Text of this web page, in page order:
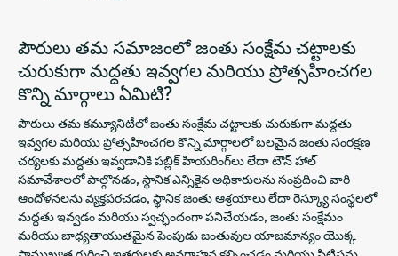
పౌరులు తమ సమాజంలో జంతు సంక్షేమ చట్టాలకు
చురుకుగా మద్దతు ఇవ్వగల మరియు ప్రోత్సహించగల
కొన్ని మార్గాలు ఏమిటి?
పౌరులు తమ కమ్యూనిటీలో జంతు సంక్షేమ చట్టాలకు చురుకుగా మద్దతు
ఇవ్వగల మరియు ప్రోత్సహించగల కొన్ని మార్గాలలో బలమైన జంతు సంరక్షణ
చర్యలకు మద్దతు ఇవ్వడానికి పబ్లిక్ హియరింగ్‌లు లేదా టౌన్ హాల్
సమావేశాలలో పాల్గొనడం, స్థానిక ఎన్నికైన అధికారులను సంప్రదించి వారి
ఆందోళనలను వ్యక్తపరచడం, స్థానిక జంతు ఆశ్రయాలు లేదా రెస్క్యూ సంస్థలలో
మద్దతు ఇవ్వడం మరియు స్వచ్ఛందంగా పనిచేయడం, జంతు సంక్షేమం
మరియు బాధ్యతాయుతమైన పెంపుడు జంతువుల యాజమాన్యం యొక్క